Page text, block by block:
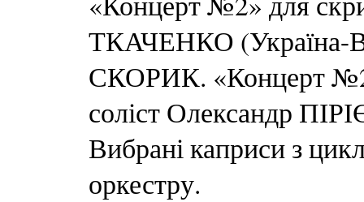
ТКАЧЕНКО (Україна-
СКОРИК. «Концерт
соліст Олександр
Вибрані каприси з
оркестру.